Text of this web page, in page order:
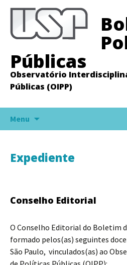
Públicas
Observatório
Públicas (OIPP)
Menu
Expediente
Conselho Editorial
O Conselho Editorial do Boletim
formado pelos(as) seguintes
São Paulo, vinculados(as) ao